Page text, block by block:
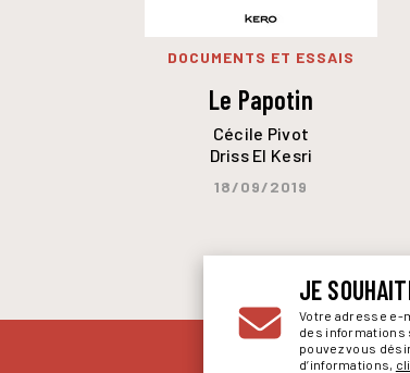
DOCUMENTS ET ESSAIS
Le Papotin
Cécile Pivot
Driss El Kesri
18/09/2019
JE
Votre adresse e-
des informations
pouvez vous
d’informations,